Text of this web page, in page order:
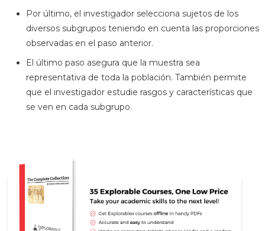
Por último, el investigador selecciona sujetos de los
diversos subgrupos teniendo en cuenta las proporciones
observadas en el paso anterior.
El último paso asegura que la muestra sea
representativa de toda la población. También permite
que el investigador estudie rasgos y características que
se ven en cada subgrupo.